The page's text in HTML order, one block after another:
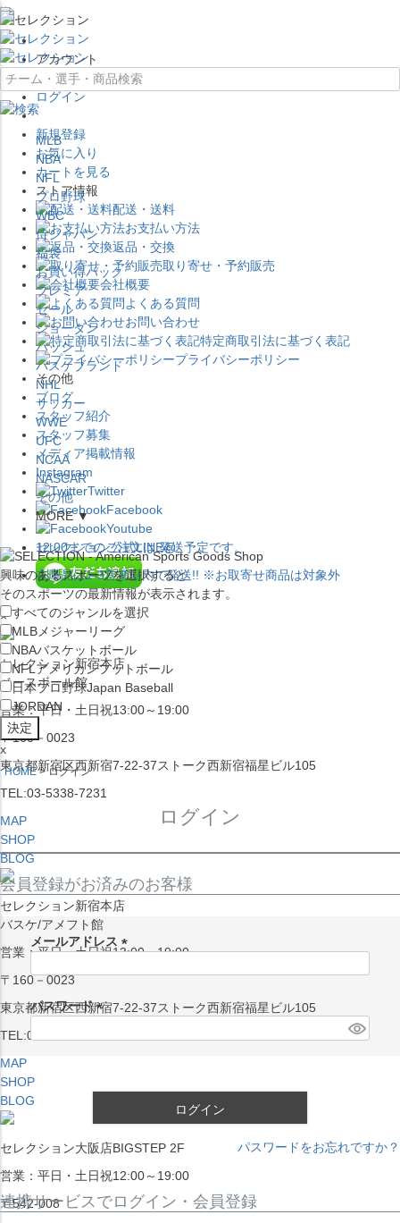
×
アカウント
ログイン
新規登録
お気に入り
カートを見る
ストア情報
配送・送料
お支払い方法
返品・交換
取り寄せ・予約販売
会社概要
よくある質問
お問い合わせ
特定商取引法に基づく表記
プライバシーポリシー
その他
ブログ
スタッフ紹介
スタッフ募集
メディア掲載情報
Instagram
Twitter
Facebook
Youtube
セレクション公式LINE@
×
セレクション新宿本店
ベースボール館
営業：平日・土日祝13:00～19:00
〒160－0023
東京都新宿区西新宿7-22-37ストーク西新宿福星ビル105
TEL:03-5338-7231
MAP
SHOP
BLOG
セレクション新宿本店
バスケ/アメフト館
営業：平日・土日祝13:00～19:00
〒160－0023
東京都新宿区西新宿7-22-37ストーク西新宿福星ビル105
TEL:03-5338-7231
MAP
SHOP
BLOG
セレクション大阪店BIGSTEP 2F
営業：平日・土日祝12:00～19:00
〒542-008
MLB
NBA
NFL
プロ野球
WBC
侍ジャパン
福袋
お買い得パック
プレミア
セール
ジョーダン
バッシュ
バスケブランド
NHL
サッカー
WWE
UFC
NCAA
NASCAR
その他
MORE ▼
12:00までのご注文は発送予定です。
在庫品は1-3営業日内で発送!! ※お取寄せ商品は対象外
興味のあるスポーツを選択すると
そのスポーツの最新情報が表示されます。
すべてのジャンルを選択
MLB メジャーリーグ
NBAバスケットボール
NFLアメリカンフットボール
日本プロ野球Japan Baseball
JORDAN
x
HOME ログイン
ログイン
会員登録がお済みのお客様
メールアドレス
須
)
パスワード
ログイン
パスワードをお忘れですか？
連携サービスでログイン・会員登録